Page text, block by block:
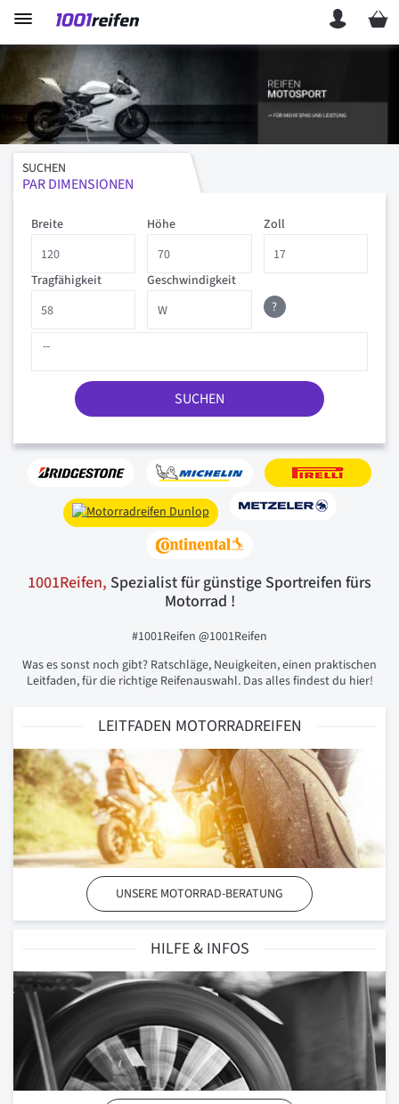
Mein
SUCHEN
PAR DIMENSIONEN
Zoll
Höhe
Tragfähigkeit
Geschwindigkeit
?
Breite
SUCHEN
1001Reifen, Spezialist für günstige Sportreifen fürs
Motorrad !
#1001Reifen @1001Reifen
Was es sonst noch gibt? Ratschläge, Neuigkeiten, einen praktischen
Leitfaden, für die richtige Reifenauswahl. Das alles findest du hier!
LEITFADEN MOTORRADREIFEN
UNSERE MOTORRAD-BERATUNG
HILFE & INFOS